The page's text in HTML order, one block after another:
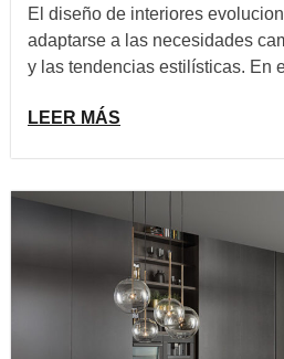
El diseño de interiores
adaptarse a las necesidades
y las tendencias estilísticas. En
LEER MÁS